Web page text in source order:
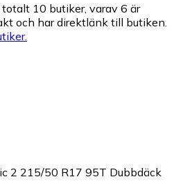
10 butiker, varav 6 är
och har direktlänk till butiken.
2 215/50 R17 95T Dubbdäck